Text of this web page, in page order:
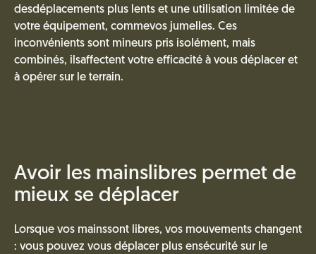
desdéplacements plus lents et une utilisation limitée de
votre équipement, commevos jumelles. Ces
inconvénients sont mineurs pris isolément, mais
combinés, ilsaffectent votre efficacité à vous déplacer et
à opérer sur le terrain.
Avoir les mainslibres permet de
mieux se déplacer
Lorsque vos mainssont libres, vos mouvements changent
: vous pouvez vous déplacer plus ensécurité sur le